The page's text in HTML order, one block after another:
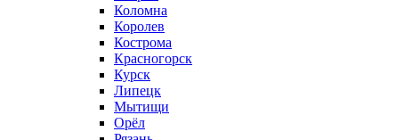
Коломна
Королев
Кострома
Красногорск
Курск
Липецк
Мытищи
Орёл